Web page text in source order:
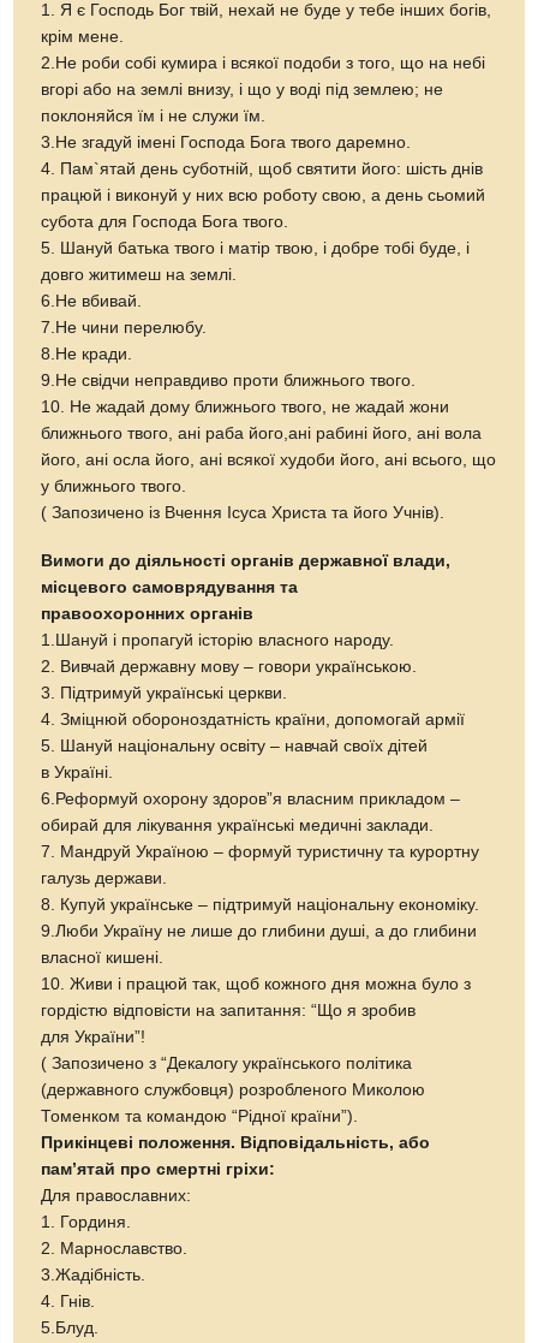
1. Я є Господь Бог твій, нехай не буде у тебе інших богів,
крім мене.
2.Не роби собі кумира і всякої подоби з того, що на небі
вгорі або на землі внизу, і що у воді під землею; не
поклоняйся їм і не служи їм.
3.Не згадуй імені Господа Бога твого даремно.
4. Пам`ятай день суботній, щоб святити його: шість днів
працюй і виконуй у них всю роботу свою, а день сьомий
субота для Господа Бога твого.
5. Шануй батька твого і матір твою, і добре тобі буде, і
довго житимеш на землі.
6.Не вбивай.
7.Не чини перелюбу.
8.Не кради.
9.Не свідчи неправдиво проти ближнього твого.
10. Не жадай дому ближнього твого, не жадай жони
ближнього твого, ані раба його,ані рабині його, ані вола
його, ані осла його, ані всякої худоби його, ані всього, що
у ближнього твого.
( Запозичено із Вчення Ісуса Христа та його Учнів).
Вимоги до діяльності органів державної влади,
місцевого самоврядування та
правоохоронних органів
1.Шануй і пропагуй історію власного народу.
2. Вивчай державну мову – говори українською.
3. Підтримуй українські церкви.
4. Зміцнюй обороноздатність країни, допомогай армії
5. Шануй національну освіту – навчай своїх дітей
в Україні.
6.Реформуй охорону здоров”я власним прикладом –
обирай для лікування українські медичні заклади.
7. Мандруй Україною – формуй туристичну та курортну
галузь держави.
8. Купуй українське – підтримуй національну економіку.
9.Люби Україну не лише до глибини душі, а до глибини
власної кишені.
10. Живи і працюй так, щоб кожного дня можна було з
гордістю відповісти на запитання: “Що я зробив
для України”!
( Запозичено з “Декалогу українського політика
(державного службовця) розробленого Миколою
Томенком та командою “Рідної країни”).
Прикінцеві положення. Відповідальність, або
пам’ятай про смертні гріхи:
Для православних:
1. Гординя.
2. Марнославство.
3.Жадібність.
4. Гнів.
5.Блуд.